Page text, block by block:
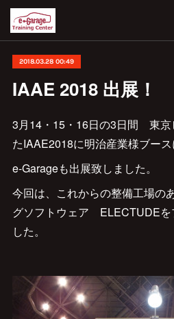
2018.03.28 00:49
IAAE 2018 出展！
3月14・15・16日の3日間 東京
たIAAE2018に明治産業様ブー
e-Garageも出展致しました。
今回は、これからの整備工場の
グソフトウェア ELECTUDEを
した。